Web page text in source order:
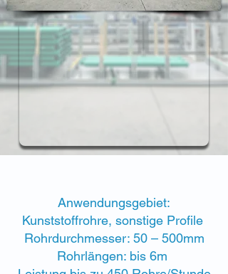
Anwendungsgebiet:
Kunststoffrohre, sonstige Profile
Rohrdurchmesser: 50 – 500mm
​Rohrlängen: bis 6m